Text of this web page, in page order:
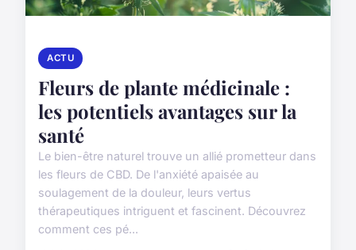
ACTU
Fleurs de plante médicinale :
les potentiels avantages sur la
santé
Le bien-être naturel trouve un allié prometteur dans
les fleurs de CBD. De l'anxiété apaisée au
soulagement de la douleur, leurs vertus
thérapeutiques intriguent et fascinent. Découvrez
comment ces pé...